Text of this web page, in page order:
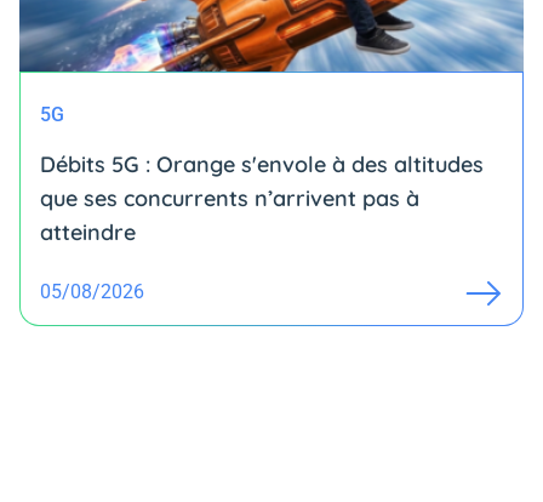
5G
Débits 5G : Orange s'envole à des altitudes
que ses concurrents n’arrivent pas à
atteindre
05/08/2026